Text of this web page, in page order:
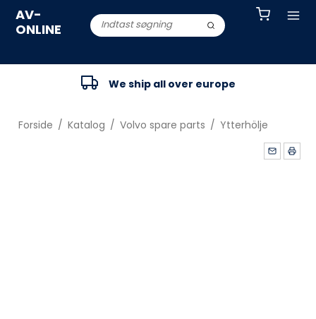
AV-
ONLINE
We ship all over europe
Forside / Katalog / Volvo spare parts / Ytterhölje